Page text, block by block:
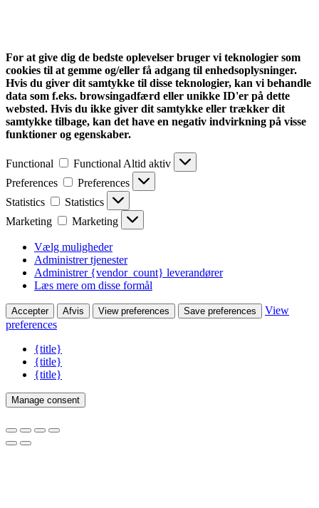
For at give dig de bedste oplevelser bruger vi teknologier som
cookies til at gemme og/eller få adgang til enhedsoplysninger.
Hvis du giver dit samtykke til disse teknologier, kan vi behandle
data som f.eks. browsingadfærd eller unikke ID'er på dette
websted. Hvis du ikke giver dit samtykke eller trækker dit
samtykke tilbage, kan det have en negativ indvirkning på visse
funktioner og egenskaber.
Functional FunctionalAltid aktiv
Preferences
Preferences
Statistics
Statistics
Marketing
Marketing
Vælg muligheder
Administrer tjenester
Administrer {vendor_count} leverandører
Læs mere om disse formål
Accepter Afvis View preferences Save preferences
View
preferences
{title}
{title}
{title}
Manage consent